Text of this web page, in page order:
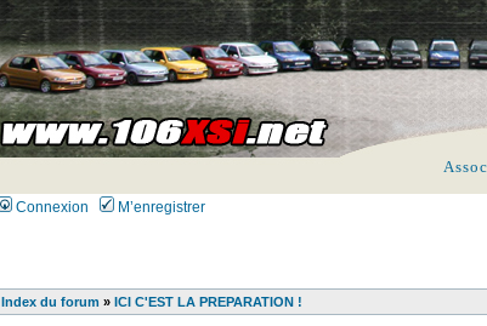
Connexion M’enregistrer
Index du forum » ICI C'EST LA PREPARATION !